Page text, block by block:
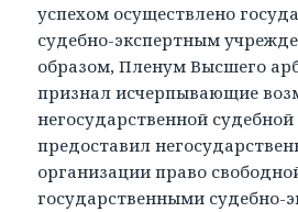
успехом осуществлено
судебно-экспертным
образом, Пленум Высшего
признал исчерпывающие
негосударственной
предоставил
организации право
государственными судебно-